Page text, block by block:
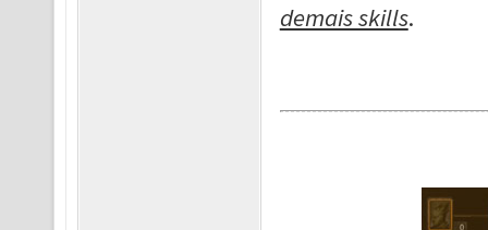
demais skills.